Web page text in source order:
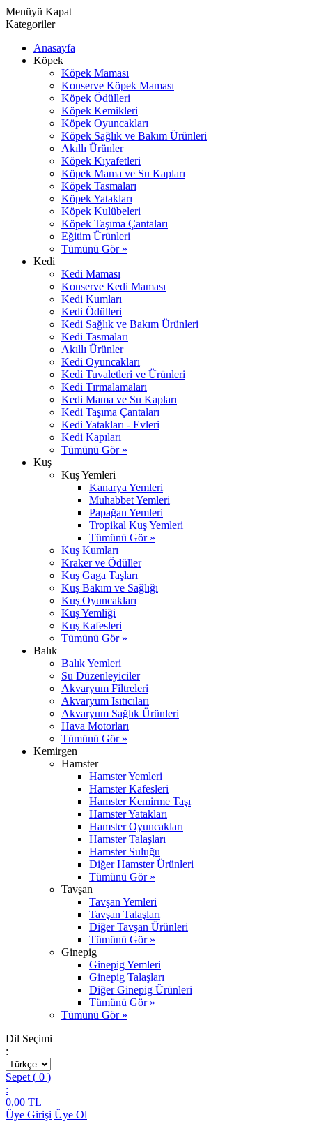
Menüyü Kapat
Kategoriler
Anasayfa
Köpek
Köpek Maması
Konserve Köpek Maması
Köpek Ödülleri
Köpek Kemikleri
Köpek Oyuncakları
Köpek Sağlık ve Bakım Ürünleri
Akıllı Ürünler
Köpek Kıyafetleri
Köpek Mama ve Su Kapları
Köpek Tasmaları
Köpek Yatakları
Köpek Kulübeleri
Köpek Taşıma Çantaları
Eğitim Ürünleri
Tümünü Gör »
Kedi
Kedi Maması
Konserve Kedi Maması
Kedi Kumları
Kedi Ödülleri
Kedi Sağlık ve Bakım Ürünleri
Kedi Tasmaları
Akıllı Ürünler
Kedi Oyuncakları
Kedi Tuvaletleri ve Ürünleri
Kedi Tırmalamaları
Kedi Mama ve Su Kapları
Kedi Taşıma Çantaları
Kedi Yatakları - Evleri
Kedi Kapıları
Tümünü Gör »
Kuş
Kuş Yemleri
Kanarya Yemleri
Muhabbet Yemleri
Papağan Yemleri
Tropikal Kuş Yemleri
Tümünü Gör »
Kuş Kumları
Kraker ve Ödüller
Kuş Gaga Taşları
Kuş Bakım ve Sağlığı
Kuş Oyuncakları
Kuş Yemliği
Kuş Kafesleri
Tümünü Gör »
Balık
Balık Yemleri
Su Düzenleyiciler
Akvaryum Filtreleri
Akvaryum Isıtıcıları
Akvaryum Sağlık Ürünleri
Hava Motorları
Tümünü Gör »
Kemirgen
Hamster
Hamster Yemleri
Hamster Kafesleri
Hamster Kemirme Taşı
Hamster Yatakları
Hamster Oyuncakları
Hamster Talaşları
Hamster Suluğu
Diğer Hamster Ürünleri
Tümünü Gör »
Tavşan
Tavşan Yemleri
Tavşan Talaşları
Diğer Tavşan Ürünleri
Tümünü Gör »
Ginepig
Ginepig Yemleri
Ginepig Talaşları
Diğer Ginepig Ürünleri
Tümünü Gör »
Tümünü Gör »
Dil Seçimi
:
Sepet ( 0 )
:
0,00 TL
Üye Girişi Üye Ol